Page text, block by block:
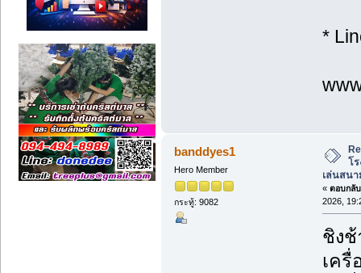
*
banddyes1
Hero Member
กระทู้: 9082
โ
เล่นสนา
« ตอบกลั
2026,
ชิงช้
เครื่